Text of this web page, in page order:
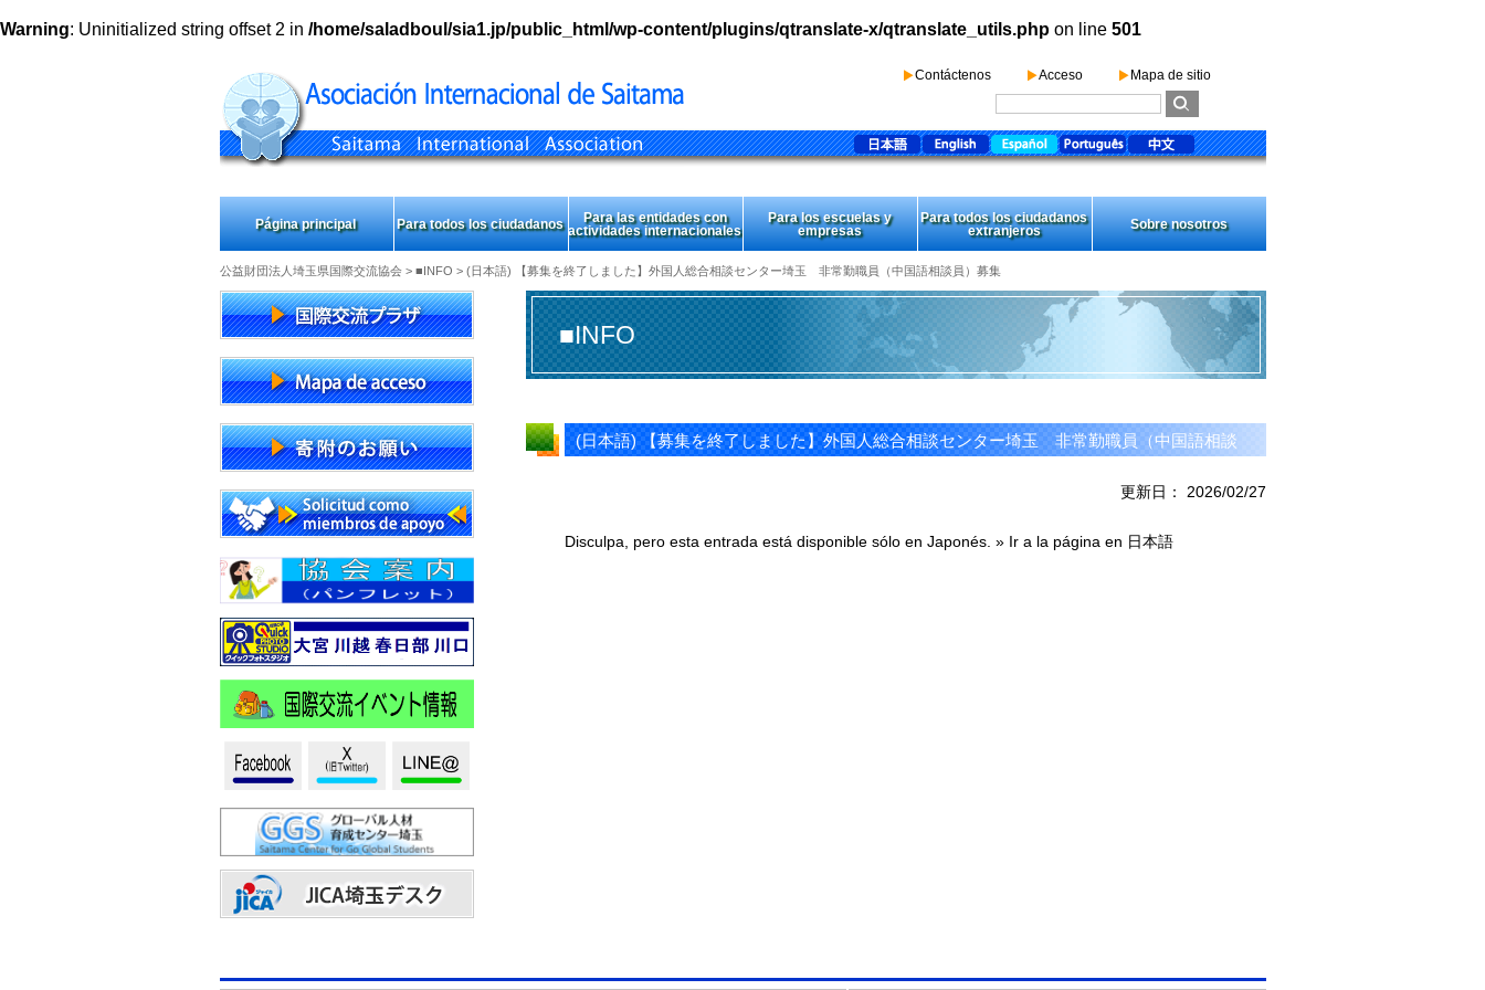
Warning: Uninitialized string offset 2 in /home/saladboul/sia1.jp/public_html/wp-content/plugins/qtranslate-x/qtranslate_utils.php on line 501
Mapa de sitio
Acceso
Contáctenos
Página principal Para todos los ciudadanos
Para las entidades con
actividades internacionales
Para los escuelas y
empresas
Para todos los ciudadanos
extranjeros
Sobre nosotros
公益財団法人埼玉県国際交流協会> ■INFO > (日本語) 【募集を終了しました】外国人総合相談センター埼玉 非常勤職員（中国語相談員）募集
■INFO
(日本語) 【募集を終了しました】外国人総合相談センター埼玉 非常勤職員（中国語相談
更新日： 2026/02/27
Disculpa, pero esta entrada está disponible sólo en Japonés. » Ir a la página en 日本語